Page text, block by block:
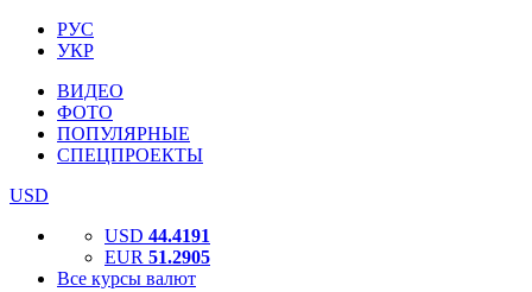
РУС
УКР
ВИДЕО
ФОТО
ПОПУЛЯРНЫЕ
СПЕЦПРОЕКТЫ
USD
USD 44.4191
EUR 51.2905
Все курсы валют